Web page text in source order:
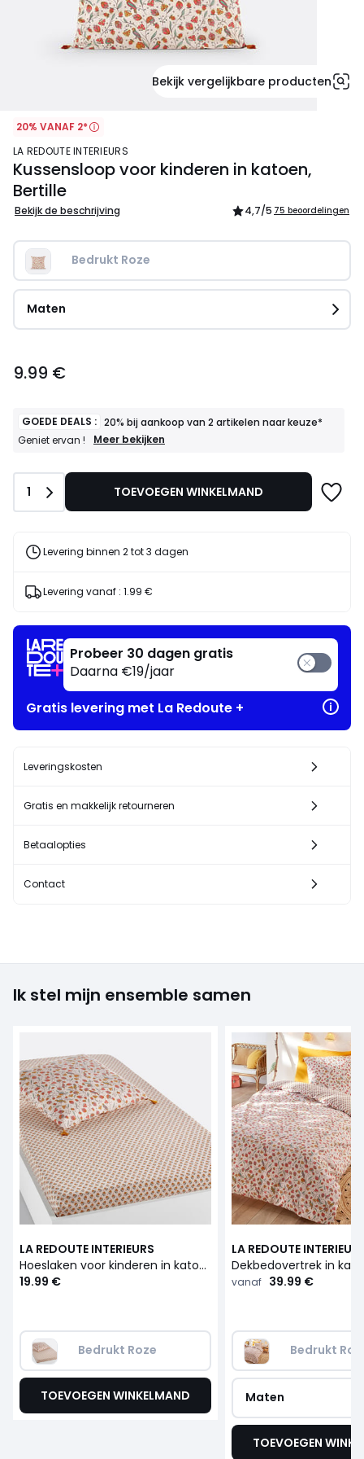
Bekijk vergelijkbare producten
20% VANAF 2*
LA REDOUTE INTERIEURS
Kussensloop voor kinderen in katoen,
Bertille
Bekijk de beschrijving 4,7/5 75 beoordelingen
Bedrukt Roze
Maten
€.
9.99 €
GOEDE DEALS : 20% bij aankoop van 2 artikelen naar keuze*
Geniet ervan !
GOEDE
artikelen
Geniet
Meer bekijken
Aantal
1 TOEVOEGEN WINKELMAND
Levering binnen 2 tot 3 dagen
Levering vanaf : 1.99 €
Probeer 30 dagen gratis
Daarna €19/jaar
Gratis levering met La Redoute +
Leveringskosten
Gratis en makkelijk retourneren
Betaalopties
Contact
Ik stel mijn ensemble samen
LA REDOUTE INTERIEURS
Hoeslaken voor kinderen in katoen, Bertille
19.99 €
Bedrukt Roze
TOEVOEGEN WINKELMAND
LA REDOUTE
Dekbedovertrek in
vanaf 39.99 €
Bedrukt
Maten
TOEVOEGEN